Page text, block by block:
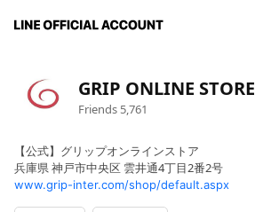
GRIP ONLINE STORE
Friends 5,761
【公式】グリップオンラインストア
兵庫県 神戸市中央区 雲井通4丁目2番2号
www.grip-inter.com/shop/default.aspx